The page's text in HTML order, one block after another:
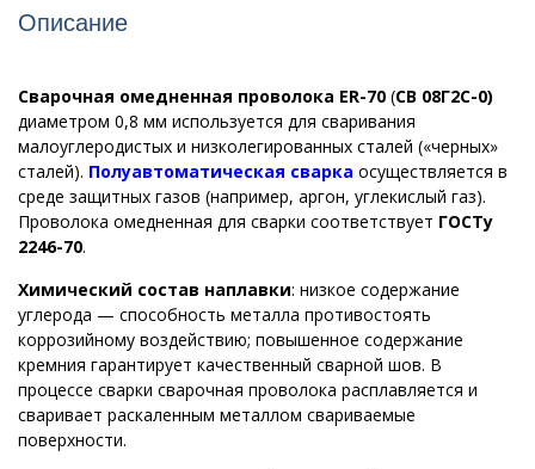
кг
Описание
Cварочная омедненная проволока ER-70 (СВ 08Г2С-0)
диаметром 0,8 мм используется для сваривания
малоуглеродистых и низколегированных сталей («черных»
сталей). Полуавтоматическая сварка осуществляется в
среде защитных газов (например, аргон, углекислый газ).
Проволока омедненная для сварки соответствует ГОСТу
2246-70.
Химический состав наплавки: низкое содержание
углерода — способность металла противостоять
коррозийному воздействию; повышенное содержание
кремния гарантирует качественный сварной шов. В
процессе сварки сварочная проволока расплавляется и
сваривает раскаленным металлом свариваемые
поверхности.